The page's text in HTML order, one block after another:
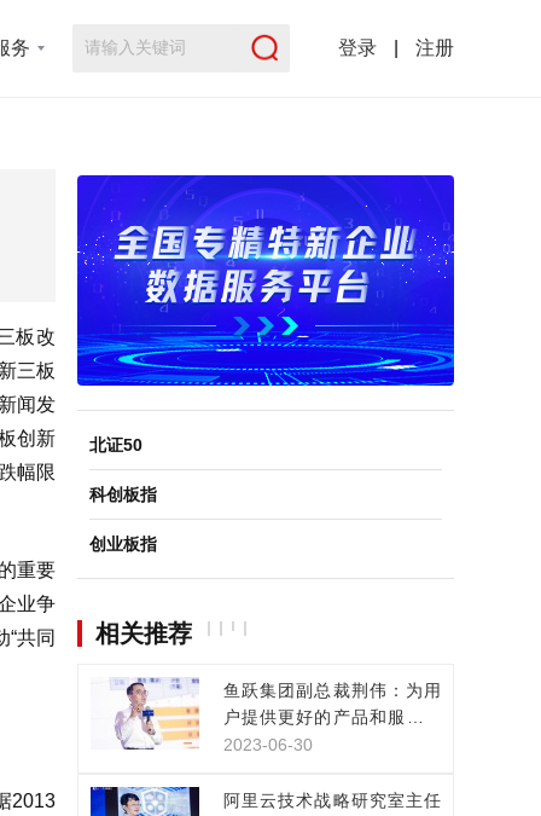
务 登录 注册
板改
三板
闻发
创新
幅限
重要
业争
共同
2013
北证50
科创板指
创业板指
相关推荐
鱼跃集团副总裁荆伟：为用
户提供更好的产品和服务，
是数实融合的目的
2023-06-30
阿里云技术战略研究室主任